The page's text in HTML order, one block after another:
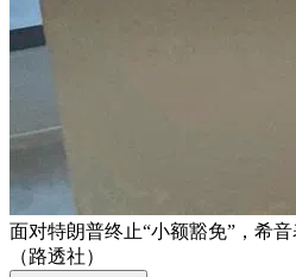
面对特朗普终止“小额豁免”，希
（路透社）